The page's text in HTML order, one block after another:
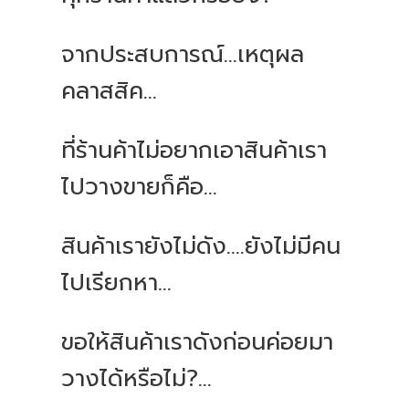
จากประสบการณ์...เหตุผล
คลาสสิค...
ที่ร้านค้าไม่อยากเอาสินค้าเรา
ไปวางขายก็คือ...
สินค้าเรายังไม่ดัง....ยังไม่มีคน
ไปเรียกหา...
ขอให้สินค้าเราดังก่อนค่อยมา
วางได้หรือไม่?...